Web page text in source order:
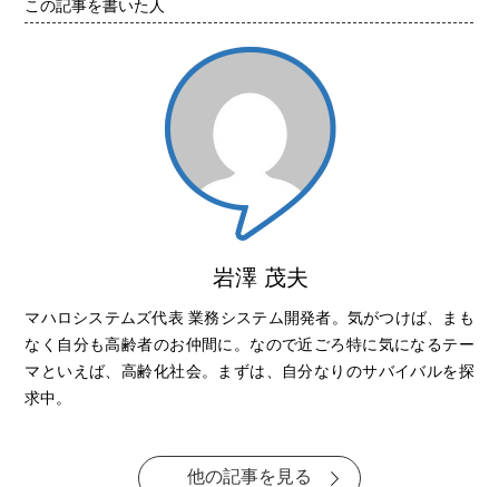
この記事を書いた人
岩澤 茂夫
マハロシステムズ代表 業務システム開発者。気がつけば、まも
なく自分も高齢者のお仲間に。なので近ごろ特に気になるテー
マといえば、高齢化社会。まずは、自分なりのサバイバルを探
求中。
他の記事を見る